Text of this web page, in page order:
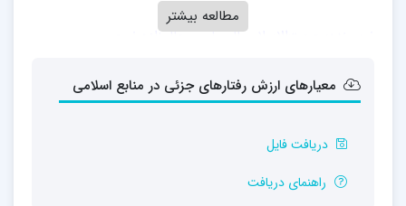
نویسنده: حجت‌الاسلام والمسلمین عالم‌زاده نوری
مطالعه بیشتر
معیارهای ارزش رفتارهای جزئی در منابع اسلامی
دریافت فایل
راهنمای دریافت